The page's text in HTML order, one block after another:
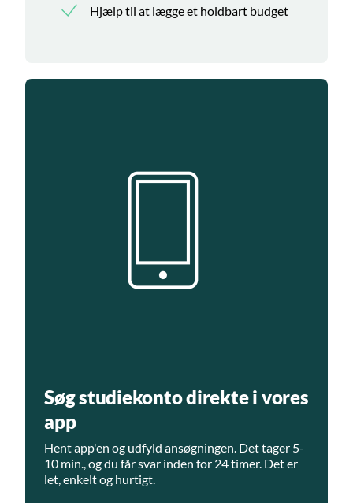
Hjælp til at lægge et holdbart budget
Søg studiekonto direkte i vores
app
Hent app'en og udfyld ansøgningen. Det tager 5-
10 min., og du får svar inden for 24 timer. Det er
let, enkelt og hurtigt.